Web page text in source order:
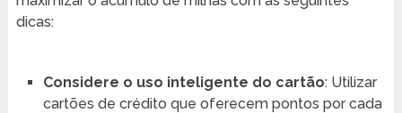
dicas:
Considere o uso inteligente do cartão: Utilizar
cartões de crédito que oferecem pontos por cada